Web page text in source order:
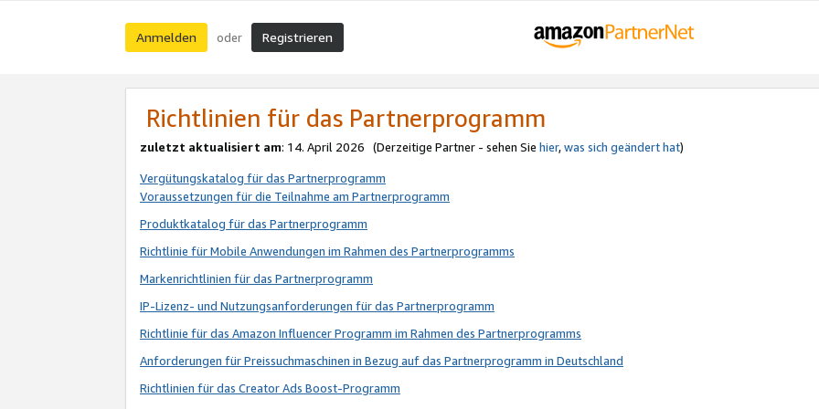
Anmelden oder Registrieren
Richtlinien für das Partnerprogramm
zuletzt aktualisiert am: 14. April 2026 (Derzeitige Partner - sehen Sie hier,was sich geändert hat)
Vergütungskatalog für das Partnerprogramm
Voraussetzungen für die Teilnahme am Partnerprogramm
Produktkatalog für das Partnerprogramm
Richtlinie für Mobile Anwendungen im Rahmen des Partnerprogramms
Markenrichtlinien für das Partnerprogramm
IP-Lizenz- und Nutzungsanforderungen für das Partnerprogramm
Richtlinie für das Amazon Influencer Programm im Rahmen des Partnerprogramms
Anforderungen für Preissuchmaschinen in Bezug auf das Partnerprogramm in Deutschland
Richtlinien für das Creator Ads Boost-Programm